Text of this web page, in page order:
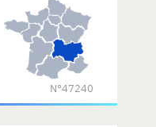
N°47240